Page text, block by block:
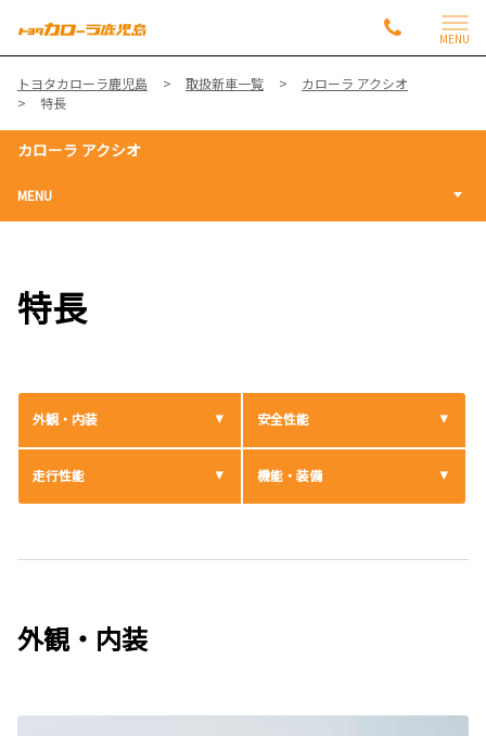
MENU
トヨタカローラ鹿児島 取扱新車一覧
カローラ アクシオ
特長
カローラ アクシオ
MENU
特長
外観・内装 安全性能
走行性能 機能・装備
外観・内装